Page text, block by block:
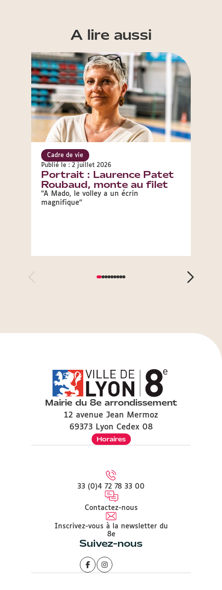
A lire aussi
Cadre de vie
Publié le : 2 juillet 2026
Portrait : Laurence Patet
Roubaud, monte au filet
"A Mado, le volley a un écrin
magnifique"
Mairie du 8e arrondissement
12 avenue Jean Mermoz
69373 Lyon Cedex 08
Horaires
33 (0)4 72 78 33 00
Contactez-nous
Inscrivez-vous à la newsletter du
8e
Suivez-nous